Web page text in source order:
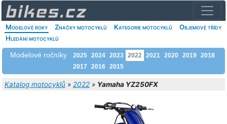
Modelové roky Značky motocyklů Kategorie motocyklů
Objemové třídy
Hledání motocyklů
Modelové ročníky 2025 2024 2023 2022 2021 2020 2019 2018
2017
2016 2015
Katalog motocyklů » 2022 » Yamaha YZ250FX